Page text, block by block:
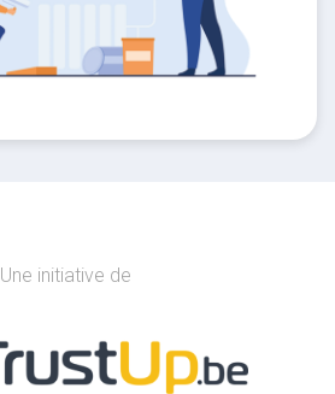
Une initiative de